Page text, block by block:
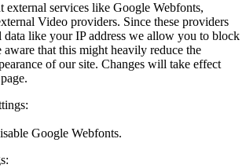
external services like Google Webfonts,
Video providers. Since these providers
data like your IP address we allow you to block
aware that this might heavily reduce the
of our site. Changes will take effect
Google Webfonts.